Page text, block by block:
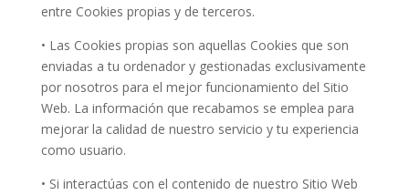
entre Cookies propias y de terceros.
• Las Cookies propias son aquellas Cookies que son
enviadas a tu ordenador y gestionadas exclusivamente
por nosotros para el mejor funcionamiento del Sitio
Web. La información que recabamos se emplea para
mejorar la calidad de nuestro servicio y tu experiencia
como usuario.
• Si interactúas con el contenido de nuestro Sitio Web